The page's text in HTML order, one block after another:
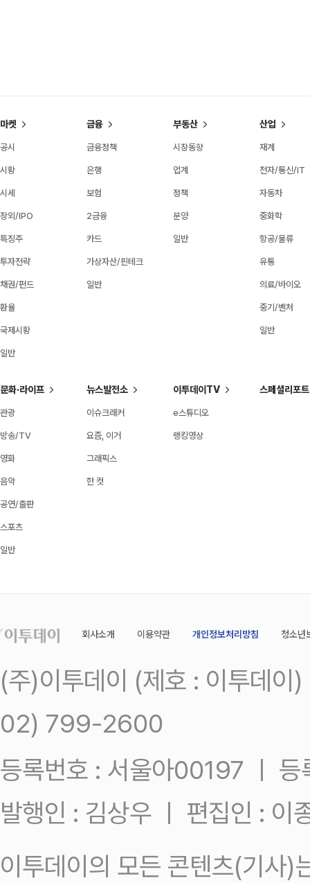
마켓
공시
시황
시세
장외/IPO
특징주
투자전략
채권/펀드
환율
국제시황
일반
금융
금융정책
은행
보험
2금융
카드
가상자산/핀테크
일반
부동산
시장동향
업계
정책
분양
일반
산업
재계
전자/통신/IT
자동차
중화학
항공/물류
유통
의료/바이오
중기/벤처
일반
문화·라이프
관광
방송/TV
영화
음악
공연/출판
스포츠
일반
뉴스발전소
이슈크래커
요즘, 이거
그래픽스
한 컷
이투데이TV
e스튜디오
랭킹영상
스페셜리포트
회사소개 이용약관 개인정보처리방침 청소년
(주)이투데이 (제호 : 이투데
02) 799-2600
등록번호 : 서울아00197 ㅣ
발행인 : 김상우 ㅣ 편집인 : 이
이투데이의 모든 콘텐츠(기사)